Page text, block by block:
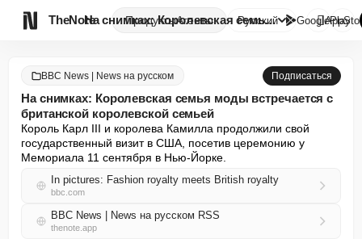
TheNote ПродуктыАгенты На снимках: Королевская семья ...
Русский GooglePlay

BBC News | News на русском Подписаться
На снимках: Королевская семья моды встречается с
британской королевской семьей
Король Карл III и королева Камилла продолжили свой
государственный визит в США, посетив церемонию у
Мемориала 11 сентября в Нью-Йорке.
In pictures: Fashion royalty meets British royalty
bbc.com
BBC News | News на русском RSS
thenote.app